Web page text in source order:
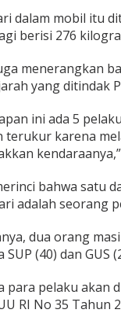
dalam mobil itu
berisi 276
menerangkan
yang ditindak
ini ada 5
terukur karena
bahwa satu
adalah seorang
dua orang
(40) dan
pelaku akan
RI No 35 Tahun